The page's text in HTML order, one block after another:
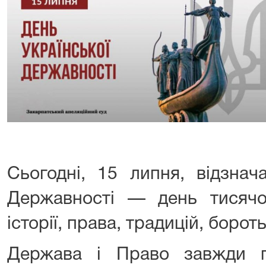
Сьогодні, 15 липня,
Державності — день
історії, права, традицій,
Держава і Право завжди